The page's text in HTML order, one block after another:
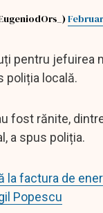
pentru jefuirea
poliția locală.
fost rănite,
a spus poliția.
la factura de
Popescu